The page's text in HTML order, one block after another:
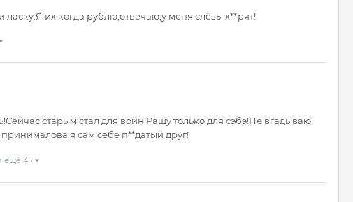
их когда рублю,отвечаю,у меня слёзы х**рят!
старым стал для войн!Ращу только для сэбэ!Не вгадываю
сам себе п**датый друг!
ещё 4 )